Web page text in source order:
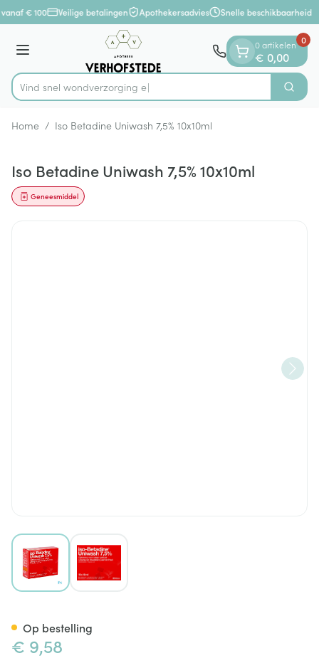
Ga naar de inhoud
1 van 1
€ 100 Veilige betalingen Apothekersadvies Snelle beschikbaarheid
Menu
Product, merk, categorie...
Vind snel wondve Zoek
0 artikelen
€ 0,00
0
Home / Iso Betadine Uniwash 7,5% 10x10ml
Iso Betadine Uniwash 7,5% 10x10ml
Geneesmiddel
View larger imageView larger image
€ 9,58
Op bestelling